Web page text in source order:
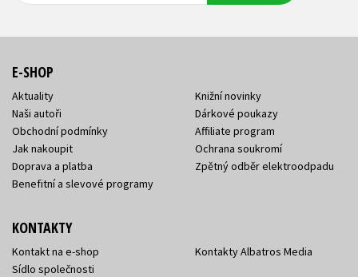
E-SHOP
Aktuality
Naši autoři
Obchodní podmínky
Jak nakoupit
Doprava a platba
Benefitní a slevové programy
Knižní novinky
Dárkové poukazy
Affiliate program
Ochrana soukromí
Zpětný odběr elektroodpadu
KONTAKTY
Kontakt na e-shop
Sídlo společnosti
Kontakty Albatros Media